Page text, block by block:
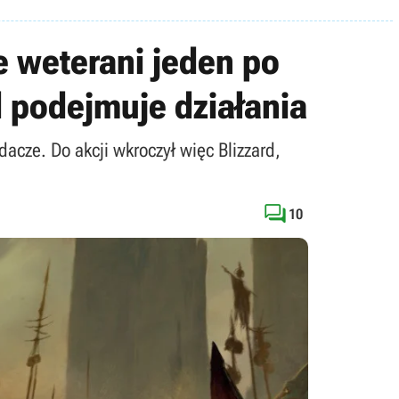
weterani jeden po
działania
Do akcji wkroczył więc Blizzard,
 10